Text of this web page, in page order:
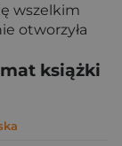
wszelkim
otworzyła
książki